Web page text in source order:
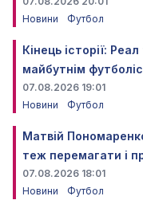
Новини
Футбол
Кінець історії:
майбутнім
07.08.2026 19:01
Новини
Футбол
Матвій
теж перемагати і
07.08.2026 18:01
Новини
Футбол